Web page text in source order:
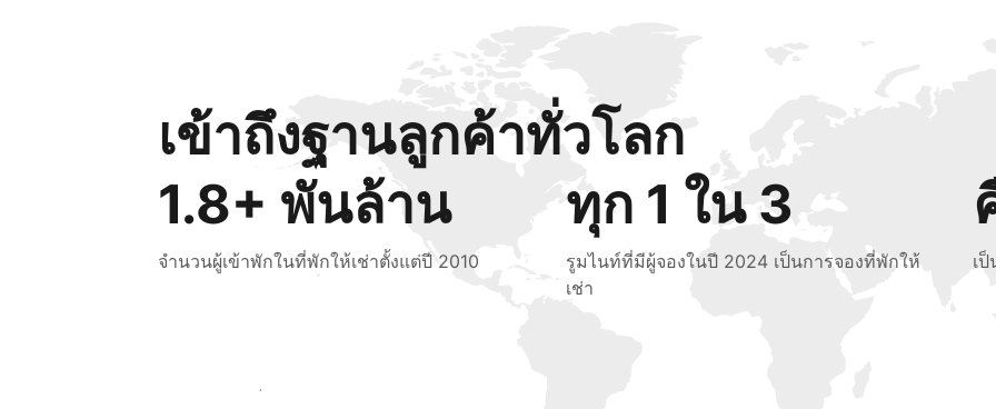
เข้าถึงฐานลูกค้าทั่วโลก
1.8+ พันล้าน
จำนวนผู้เข้าพักในที่พักให้เช่าตั้งแต่ปี 2010
ทุก 1 ใน 3
รูมไนท์ที่มีผู้จองในปี 2024 เป็นการจองที่พักให้
เช่า
เ
เข้าถึงลูกค้าใหม่ ๆ ตั้งแต่วันนี้